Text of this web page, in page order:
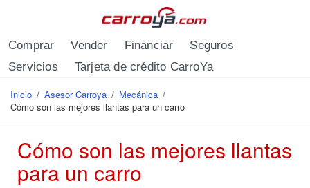
Comprar Vender Financiar
Seguros
Servicios
Tarjeta de crédito CarroYa
Se encuentra usted aquí
Inicio / Asesor Carroya / Mecánica /
Cómo son las mejores llantas para un carro
Cómo son las mejores llantas
para un carro